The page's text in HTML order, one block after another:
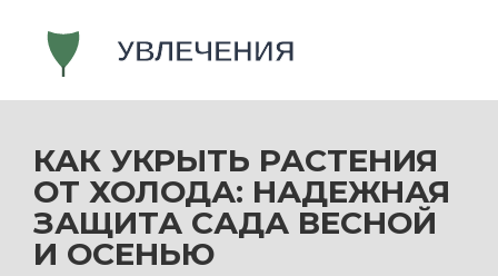
КАК УКРЫТЬ РАСТЕНИЯ
ОТ ХОЛОДА: НАДЕЖНАЯ
ЗАЩИТА САДА ВЕСНОЙ
И ОСЕНЬЮ